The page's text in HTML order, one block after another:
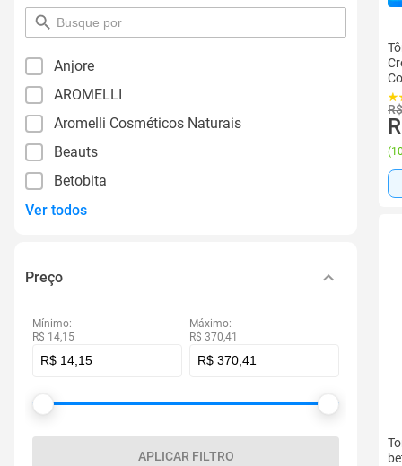
pesquisar
por
Anjore
AROMELLI
Aromelli Cosméticos Naturais
Beauts
Betobita
Ver todos
Preço
Mínimo:
R$ 14,15
Máximo:
R$ 370,41
APLICAR FILTRO
(